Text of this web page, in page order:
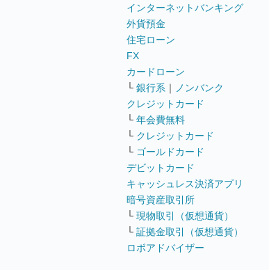
インターネットバンキング
外貨預金
住宅ローン
FX
カードローン
└ 銀行系 ｜
ノンバンク
クレジットカード
└ 年会費無料
└ クレジットカード
└ ゴールドカード
デビットカード
キャッシュレス決済アプリ
暗号資産取引所
└ 現物取引（仮想通貨）
└ 証拠金取引（仮想通貨）
ロボアドバイザー